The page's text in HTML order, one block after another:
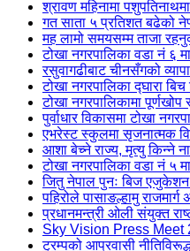
श्रावण महिनामा
गत साता ५ प्रतिशत बढेको
मह लामो समयसम्म ताजा
टोखा नगरपालिका वडा नं ६
रसुवागढीबाट चीनसँगको
टोखा नगरपालिका द्घारा
टोखा नगरपालिकामा
पुर्वाधार विकासमा टोखा
एभरेस्ट स्कुलमा सृजनात्मक
आशा बेच्ने राज्य, मृत्यु किन्ने
टोखा नगरपालिका वडा नं ५
जितु नेपाल पुनः बिज एजुकेशन
पहिरोले पासाङल्हामु राजमार्ग
प्रधानमन्त्री ओली संयुक्त
Sky Vision Press Meet
ट्रम्पको आप्रवासी